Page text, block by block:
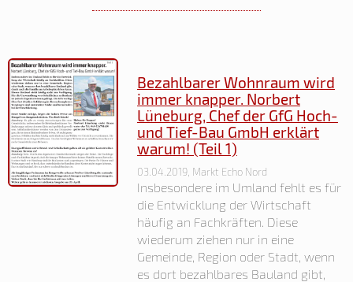
Bezahlbarer Wohnraum wird
immer knapper. Norbert
Lüneburg, Chef der GfG Hoch-
und Tief-Bau GmbH erklärt
warum! (Teil 1)
03.04.2019, Markt Echo Nord
Insbesondere im Umland fehlt es für
die Entwicklung der Wirtschaft
häufig an Fachkräften. Diese
wiederum ziehen nur in eine
Gemeinde, Region oder Stadt, wenn
es dort bezahlbares Bauland gibt,